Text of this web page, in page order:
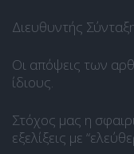
Διευθυντής
Οι απόψεις των
ίδιους.
Στόχος μας η
εξελίξεις με